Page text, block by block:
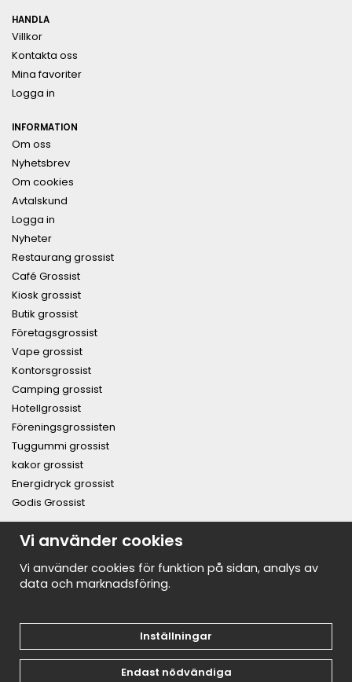
HANDLA
Villkor
Kontakta oss
Mina favoriter
Logga in
INFORMATION
Om oss
Nyhetsbrev
Om cookies
Avtalskund
Logga in
Nyheter
Restaurang grossist
Café Grossist
Kiosk grossist
Butik grossist
Företagsgrossist
Vape grossist
Kontorsgrossist
Camping grossist
Hotellgrossist
Föreningsgrossisten
Tuggummi grossist
kakor grossist
Energidryck grossist
Godis Grossist
PRENUMERERA PÅ NYHETSBREVET FÖR VÅRA BÄSTA
ERBJUDANDEN OCH NYHETER!
E-
postadress
Vi använder cookies
Vi använder cookies för funktion på sidan, analys av
data och marknadsföring.
Inställningar
Endast nödvändiga